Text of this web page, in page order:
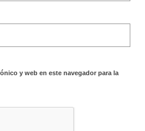
y web en este navegador para la